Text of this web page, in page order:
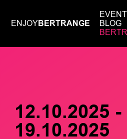
ENJOYBERTRANGE
BLOG
12.10.2025 -
19.10.2025